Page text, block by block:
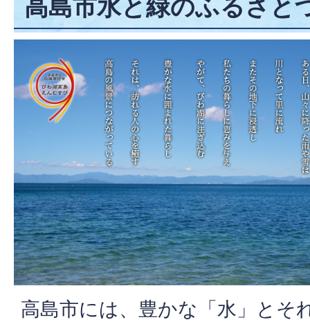
高島市水と緑のふるさと
高島市には、豊かな「水」とそ